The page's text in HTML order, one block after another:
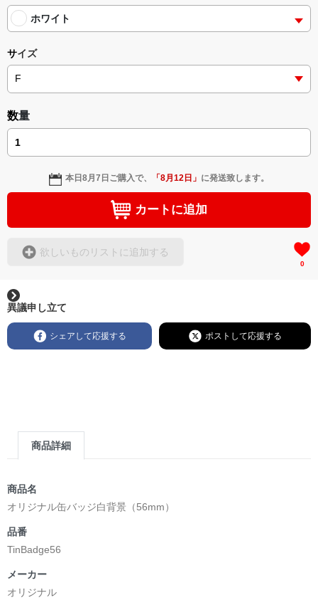
ホワイト
サイズ
数量
本日8月7日 ご購入で、 「8月12日 」 に発送致します。
カートに追加
欲しいものリストに追加する
0
異議申し立て
シェアして応援する ポストして応援する
商品詳細
商品名
オリジナル缶バッジ白背景（56mm）
品番
TinBadge56
メーカー
オリジナル